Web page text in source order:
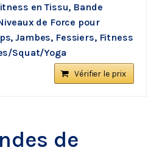
en Tissu, Bande
de Force pour
Jambes, Fessiers, Fitness
Squat/Yoga
Vérifier le prix
de